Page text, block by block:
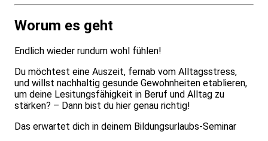
Worum es geht
Endlich wieder rundum wohl fühlen!
Du möchtest eine Auszeit, fernab vom Alltagsstress,
und willst nachhaltig gesunde Gewohnheiten etablieren,
um deine Lesitungsfähigkeit in Beruf und Alltag zu
stärken? – Dann bist du hier genau richtig!
Das erwartet dich in deinem Bildungsurlaubs-Seminar